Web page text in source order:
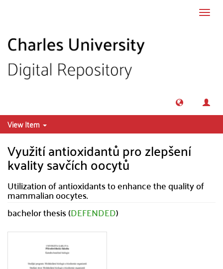
View Item
Využití antioxidantů pro zlepšení
kvality savčích oocytů
Utilization of antioxidants to enhance the quality of
mammalian oocytes.
bachelor thesis (DEFENDED)